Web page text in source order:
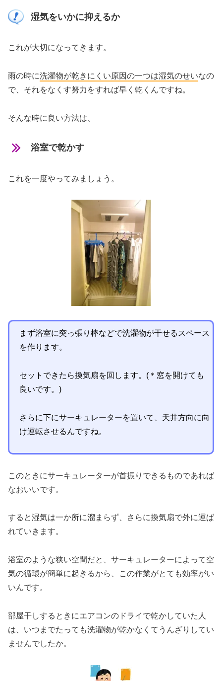
湿気をいかに抑えるか
これが大切になってきます。
雨の時に洗濯物が乾きにくい原因の一つは湿気のせいなの
で、それをなくす努力をすれば早く乾くんですね。
そんな時に良い方法は、
浴室で乾かす
これを一度やってみましょう。
まず浴室に突っ張り棒などで洗濯物が干せるスペース
を作ります。
セットできたら換気扇を回します。(＊窓を開けても
良いです。)
さらに下にサーキュレーターを置いて、天井方向に向
け運転させるんですね。
このときにサーキュレーターが首振りできるものであれば
なおいいです。
すると湿気は一か所に溜まらず、さらに換気扇で外に運ば
れていきます。
浴室のような狭い空間だと、サーキュレーターによって空
気の循環が簡単に起きるから、この作業がとても効率がい
いんです。
部屋干しするときにエアコンのドライで乾かしていた人
は、いつまでたっても洗濯物が乾かなくてうんざりしてい
ませんでしたか。